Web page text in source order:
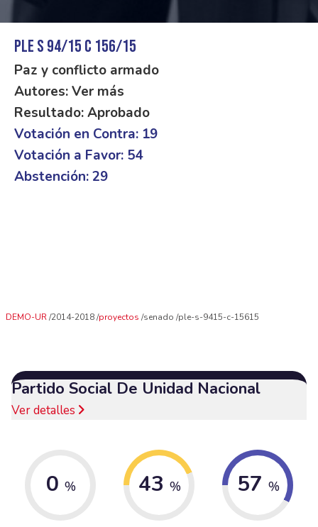
PLE S 94/15 C 156/15
Paz y conflicto armado
Autores: Ver más
Resultado: Aprobado
Votación en Contra: 19
Votación a Favor: 54
Abstención: 29
DEMO-UR 2014-2018 proyectos senado ple-s-9415-c-15615
Partido Social De Unidad Nacional
Ver detalles
0 % 43 % 57 %